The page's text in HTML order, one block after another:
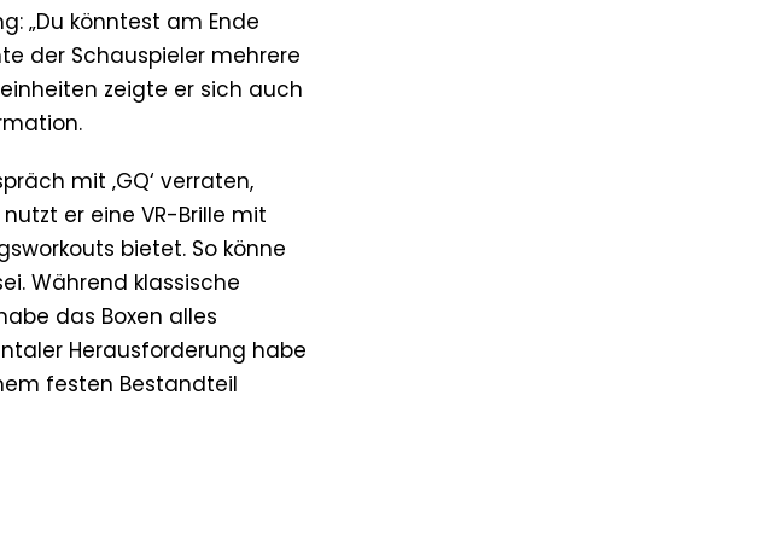
„Du könntest am Ende
der Schauspieler mehrere
zeigte er sich auch
mit ‚GQ‘ verraten,
er eine VR-Brille mit
bietet. So könne
Während klassische
das Boxen alles
Herausforderung habe
festen Bestandteil